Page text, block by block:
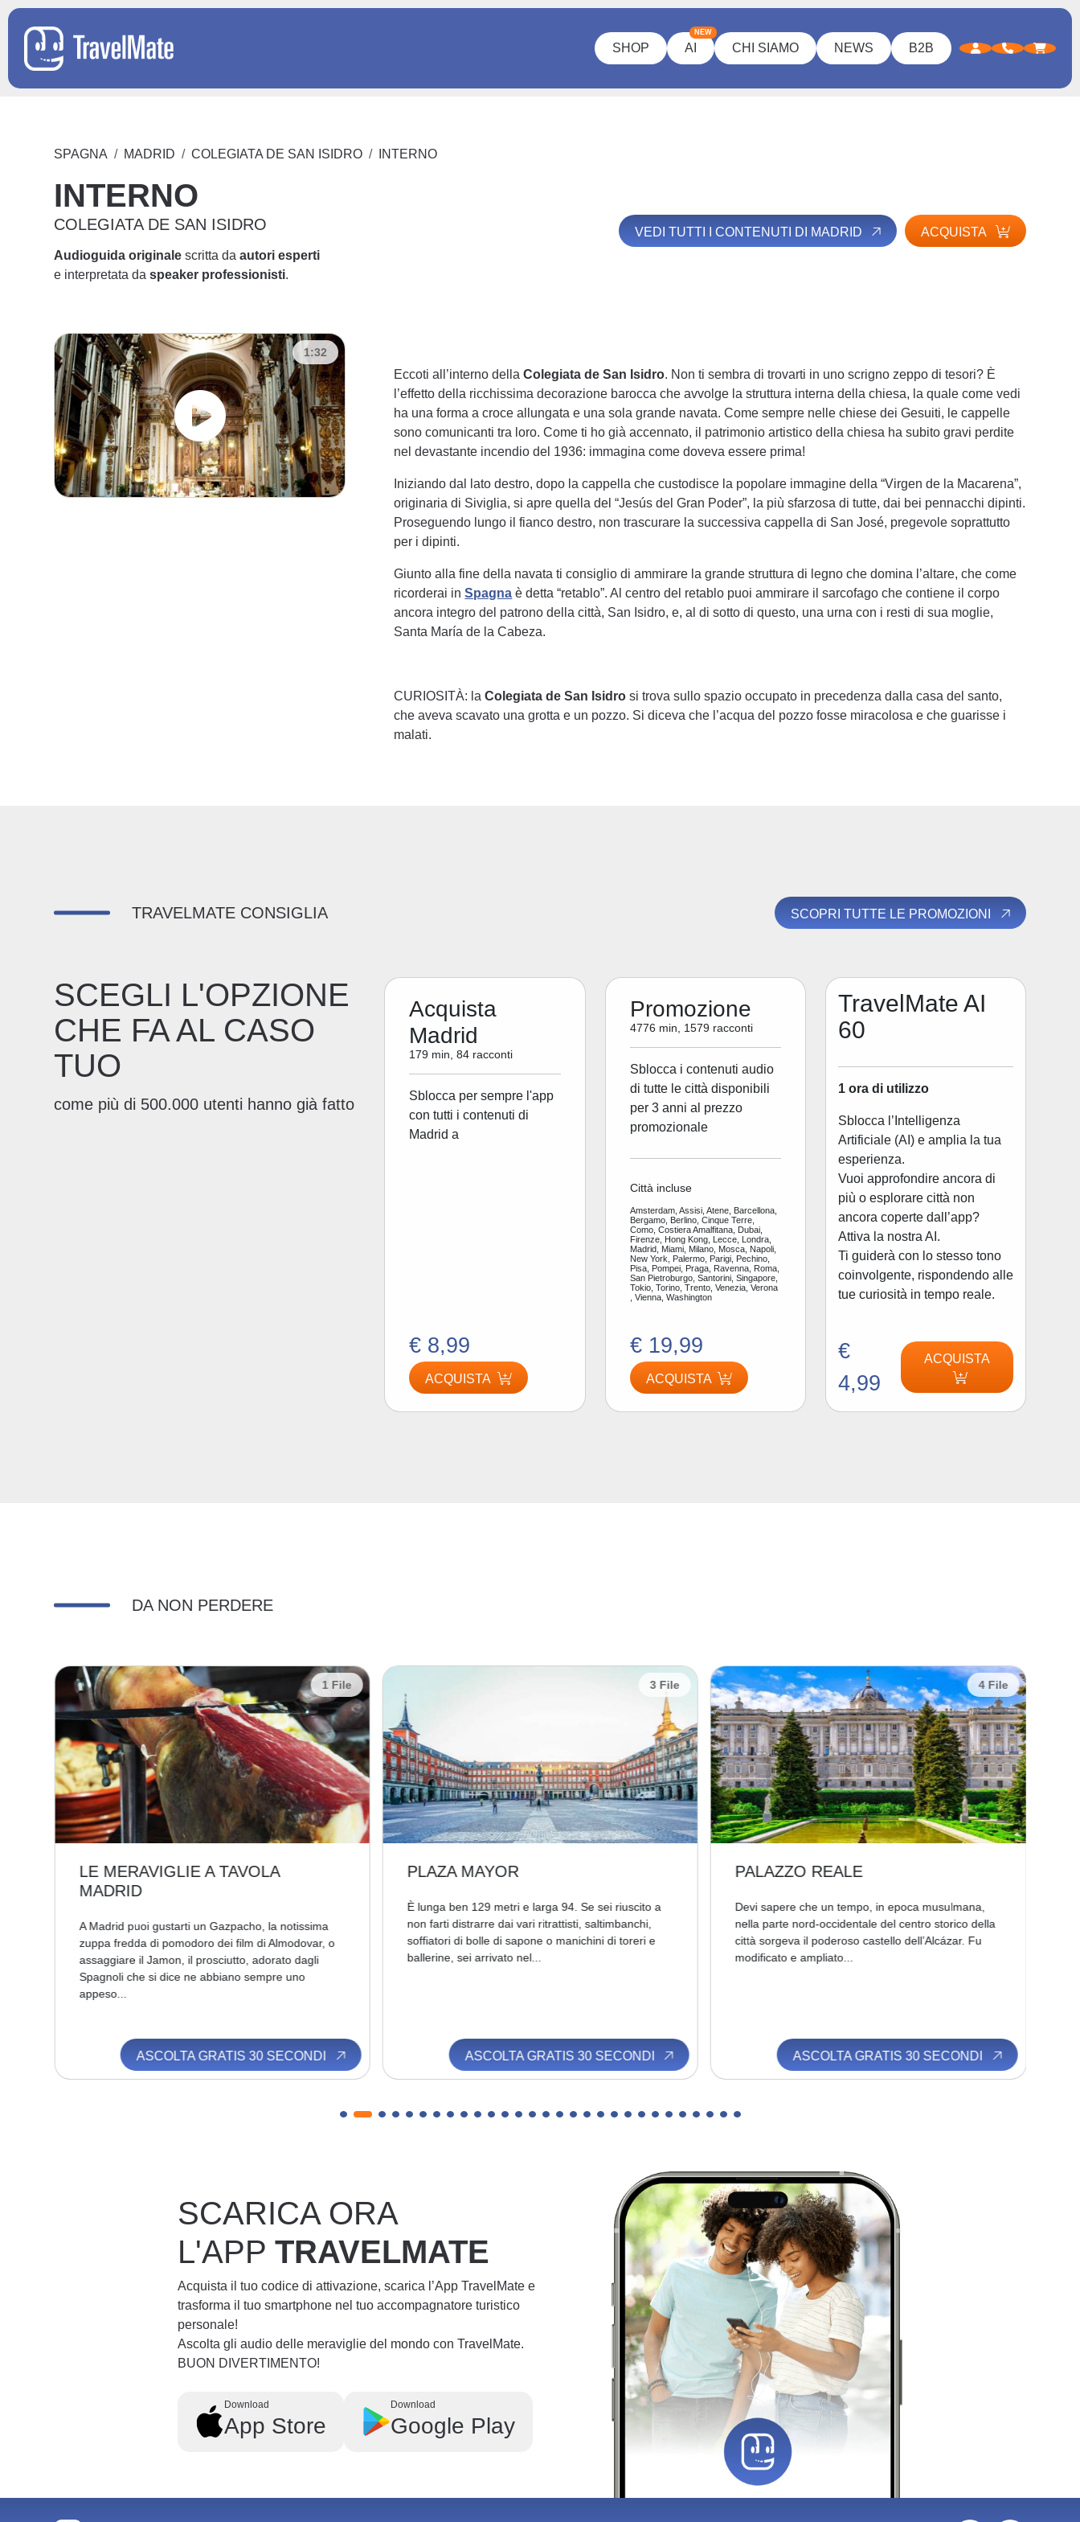
SHOP AI
NEW
CHI SIAMO NEWS B2B
SPAGNA MADRID COLEGIATA DE SAN ISIDRO INTERNO
INTERNO
COLEGIATA DE SAN ISIDRO
Audioguida originale scritta daautori esperti
e interpretata daspeaker professionisti.
VEDI TUTTI I CONTENUTI DI MADRID ACQUISTA
1:32
Eccoti all’interno dellaColegiata de San Isidro. Non ti sembra di trovarti in uno scrigno zeppo di tesori? È
l’effetto della ricchissima decorazione barocca che avvolge la struttura interna della chiesa, la quale come vedi
ha una forma a croce allungata e una sola grande navata. Come sempre nelle chiese dei Gesuiti, le cappelle
sono comunicanti tra loro. Come ti ho già accennato, il patrimonio artistico della chiesa ha subito gravi perdite
nel devastante incendio del 1936: immagina come doveva essere prima!
Iniziando dal lato destro, dopo la cappella che custodisce la popolare immagine della “Virgen de la Macarena”,
originaria di Siviglia, si apre quella del “Jesús del Gran Poder”, la più sfarzosa di tutte, dai bei pennacchi dipinti.
Proseguendo lungo il fianco destro, non trascurare la successiva cappella di San José, pregevole soprattutto
per i dipinti.
Giunto alla fine della navata ti consiglio di ammirare la grande struttura di legno che domina l’altare, che come
ricorderai inSpagna è detta “retablo”. Al centro del retablo puoi ammirare il sarcofago che contiene il corpo
ancora integro del patrono della città, San Isidro, e, al di sotto di questo, una urna con i resti di sua moglie,
Santa María de la Cabeza.
CURIOSITÀ: laColegiata de San Isidro si trova sullo spazio occupato in precedenza dalla casa del santo,
che aveva scavato una grotta e un pozzo. Si diceva che l’acqua del pozzo fosse miracolosa e che guarisse i
malati.
TRAVELMATE CONSIGLIA SCOPRI TUTTE LE PROMOZIONI
SCEGLI L'OPZIONE
CHE FA AL CASO
TUO
come più di 500.000 utenti hanno già fatto
Acquista
Madrid
179 min, 84 racconti
Sblocca per sempre l'app
con tutti i contenuti di
Madrid a
€ 8,99
ACQUISTA
Promozione
4776 min, 1579 racconti
Sblocca i contenuti audio
di tutte le città disponibili
per 3 anni al prezzo
promozionale
Città incluse
Amsterdam, Assisi, Atene, Barcellona,
Bergamo, Berlino, Cinque Terre,
Como, Costiera Amalfitana, Dubai,
Firenze, Hong Kong, Lecce, Londra,
Madrid, Miami, Milano, Mosca, Napoli,
New York, Palermo, Parigi, Pechino,
Pisa, Pompei, Praga, Ravenna, Roma,
San Pietroburgo, Santorini, Singapore,
Tokio, Torino, Trento, Venezia, Verona
, Vienna, Washington
€ 19,99
ACQUISTA
TravelMate AI
60
1 ora di utilizzo
Sblocca l’Intelligenza
Artificiale (AI) e amplia la tua
esperienza.
Vuoi approfondire ancora di
più o esplorare città non
ancora coperte dall’app?
Attiva la nostra AI.
Ti guiderà con lo stesso tono
coinvolgente, rispondendo alle
tue curiosità in tempo reale.
€
4,99
ACQUISTA
DA NON PERDERE
1 File
LE MERAVIGLIE A TAVOLA
MADRID
A Madrid puoi gustarti un Gazpacho, la notissima
zuppa fredda di pomodoro dei film di Almodovar, o
assaggiare il Jamon, il prosciutto, adorato dagli
Spagnoli che si dice ne abbiano sempre uno
appeso...
ASCOLTA GRATIS 30 SECONDI
3 File
PLAZA MAYOR
È lunga ben 129 metri e larga 94. Se sei riuscito a
non farti distrarre dai vari ritrattisti, saltimbanchi,
soffiatori di bolle di sapone o manichini di toreri e
ballerine, sei arrivato nel...
ASCOLTA GRATIS 30 SECONDI
4 File
PALAZZO REALE
Devi sapere che un tempo, in epoca musulmana,
nella parte nord-occidentale del centro storico della
città sorgeva il poderoso castello dell’Alcázar. Fu
modificato e ampliato...
ASCOLTA GRATIS 30 SECONDI
SCARICA ORA
L'APPTRAVELMATE
Acquista il tuo codice di attivazione, scarica l’App TravelMate e
trasforma il tuo smartphone nel tuo accompagnatore turistico
personale!
Ascolta gli audio delle meraviglie del mondo con TravelMate.
BUON DIVERTIMENTO!
Download
App Store
Download
Google Play